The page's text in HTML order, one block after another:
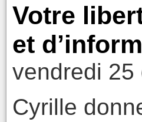
Votre
et
vendredi 25
Cyrille